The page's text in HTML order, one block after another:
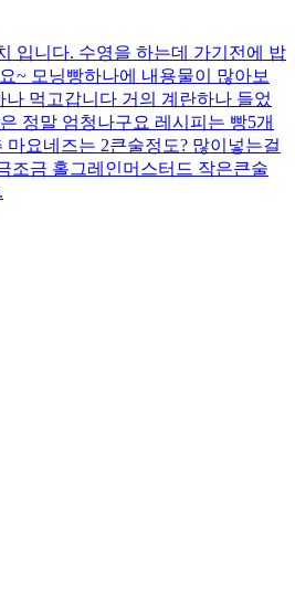
입니다. 수영을 하는데 가기전에 밥
~ 모닝빵하나에 내용물이 많아보
먹고갑니다 거의 계란하나 들었
정말 엄청나구요 레시피는 빵5개
요네즈는 2큰술정도? 많이넣는걸
조금 홀그레인머스터드 작은큰술